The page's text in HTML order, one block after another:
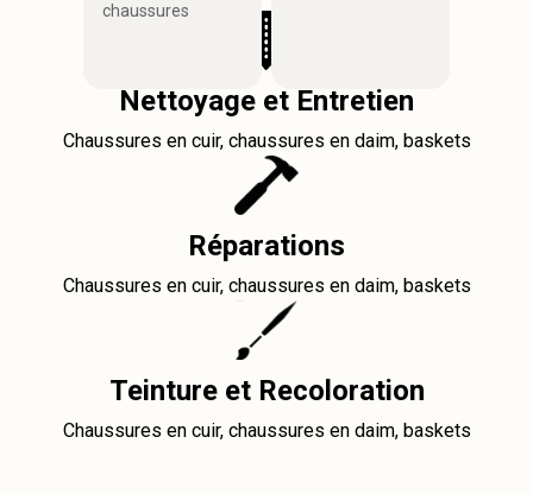
chaussures
Nettoyage et Entretien
Chaussures en cuir, chaussures en daim, baskets
Réparations
Chaussures en cuir, chaussures en daim, baskets
Teinture et Recoloration
Chaussures en cuir, chaussures en daim, baskets